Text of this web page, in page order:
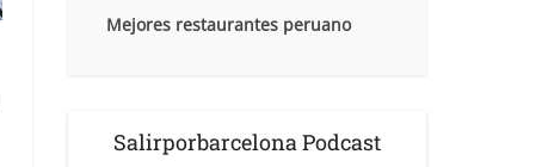
Mejores restaurantes peruano
Salirporbarcelona Podcast